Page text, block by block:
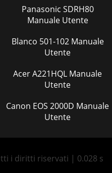
Panasonic SDRH80
Manuale Utente
Blanco 501-102 Manuale
Utente
Acer A221HQL Manuale
Utente
Canon EOS 2000D Manuale
Utente
i diritti riservati | 0.028 s